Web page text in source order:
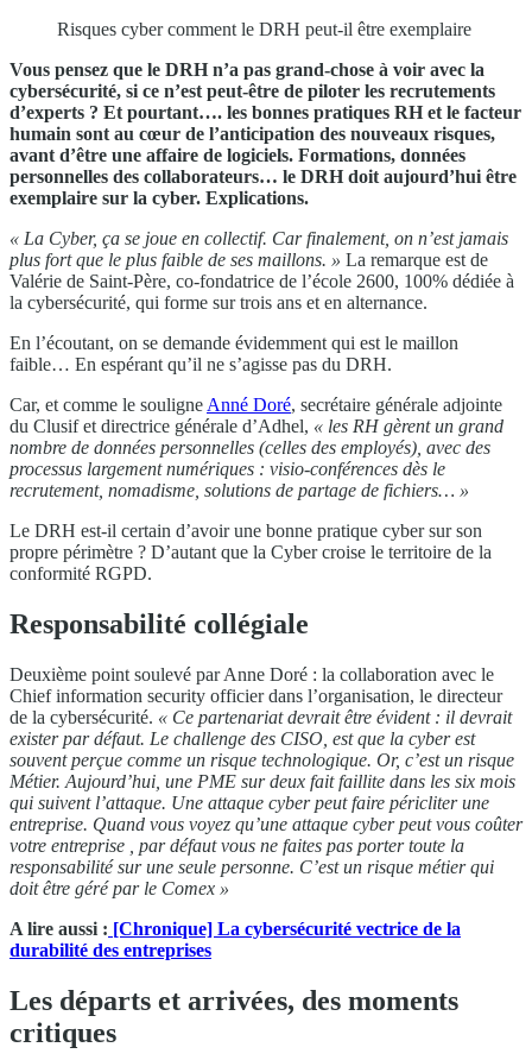
Risques cyber comment le DRH peut-il être exemplaire
Vous pensez que le DRH n’a pas grand-chose à voir avec la
cybersécurité, si ce n’est peut-être de piloter les recrutements
d’experts ? Et pourtant…. les bonnes pratiques RH et le facteur
humain sont au cœur de l’anticipation des nouveaux risques,
avant d’être une affaire de logiciels. Formations, données
personnelles des collaborateurs… le DRH doit aujourd’hui être
exemplaire sur la cyber. Explications.
« La Cyber, ça se joue en collectif. Car finalement, on n’est jamais
plus fort que le plus faible de ses maillons. » La remarque est de
Valérie de Saint-Père, co-fondatrice de l’école 2600, 100% dédiée à
la cybersécurité, qui forme sur trois ans et en alternance.
En l’écoutant, on se demande évidemment qui est le maillon
faible… En espérant qu’il ne s’agisse pas du DRH.
Car, et comme le souligne Anné Doré, secrétaire générale adjointe
du Clusif et directrice générale d’Adhel, « les RH gèrent un grand
nombre de données personnelles (celles des employés), avec des
processus largement numériques : visio-conférences dès le
recrutement, nomadisme, solutions de partage de fichiers… »
Le DRH est-il certain d’avoir une bonne pratique cyber sur son
propre périmètre ? D’autant que la Cyber croise le territoire de la
conformité RGPD.
Responsabilité collégiale
Deuxième point soulevé par Anne Doré : la collaboration avec le
Chief information security officier dans l’organisation, le directeur
de la cybersécurité. « Ce partenariat devrait être évident : il devrait
exister par défaut. Le challenge des CISO, est que la cyber est
souvent perçue comme un risque technologique. Or, c’est un risque
Métier. Aujourd’hui, une PME sur deux fait faillite dans les six mois
qui suivent l’attaque. Une attaque cyber peut faire péricliter une
entreprise. Quand vous voyez qu’une attaque cyber peut vous coûter
votre entreprise , par défaut vous ne faites pas porter toute la
responsabilité sur une seule personne. C’est un risque métier qui
doit être géré par le Comex »
A lire aussi : [Chronique] La cybersécurité vectrice de la
durabilité des entreprises
Les départs et arrivées, des moments
critiques